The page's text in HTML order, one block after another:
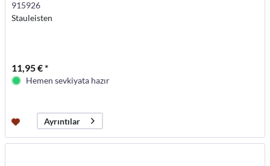
915926
Stauleisten
11,95 € *
Hemen sevkiyata hazır
Ayrıntılar